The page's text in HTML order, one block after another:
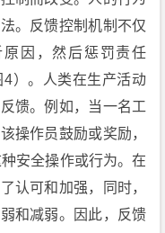
。反馈控制机制不仅
因，然后惩罚责任
）。人类在生产活动
馈。例如，当一名工
操作员鼓励或奖励，
安全操作或行为。在
认可和加强，同时，
和减弱。因此，反馈